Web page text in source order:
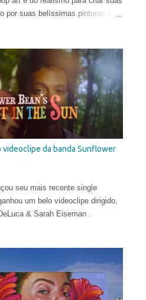
por suas belíssimas pinturas e
referência no mundo
fase atual, quebrar as regras
de inspiração e isso o leva a
Belin gosta de definir esse
cubismo".
videoclipe da banda Sunflower
seu mais recente single
um belo videoclipe dirigido,
& Sarah Eiseman .